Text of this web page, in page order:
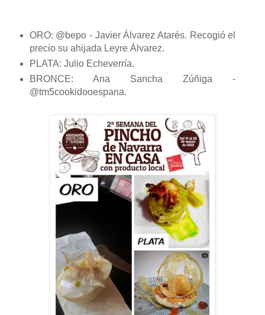
‪ORO: @bepo - Javier Álvarez Atarés. Recogió el
precio su ahijada Leyre Álvarez.
PLATA: Julio Echeverría.
BRONCE: Ana Sancha Zúñiga -
@tm5cookidooespana.